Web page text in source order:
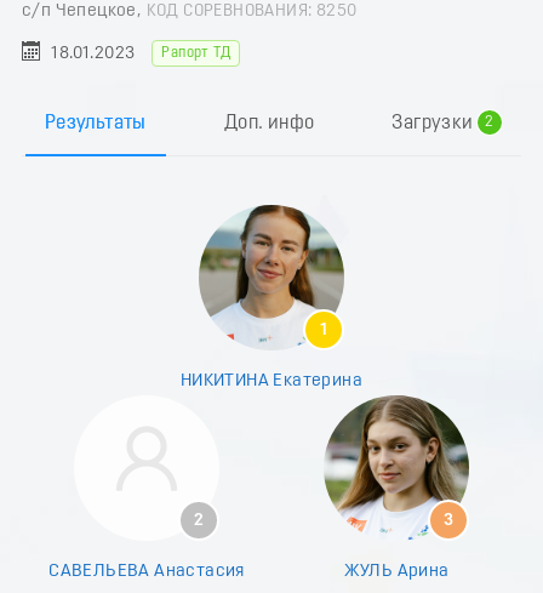
с/п Чепецкое, КОД СОРЕВНОВАНИЯ: 8250
18.01.2023 Рапорт ТД
Результаты Доп. инфо Загрузки
2
1
НИКИТИНА Екатерина
2
САВЕЛЬЕВА Анастасия
3
ЖУЛЬ Арина